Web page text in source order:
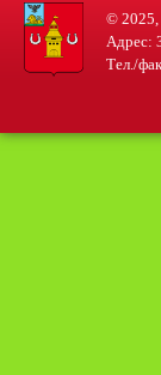
© 2025,
Адрес:
Тел./